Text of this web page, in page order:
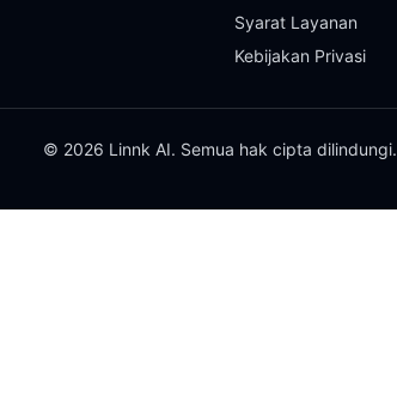
Syarat Layanan
Kebijakan Privasi
© 2026 Linnk AI. Semua hak cipta dilindungi.